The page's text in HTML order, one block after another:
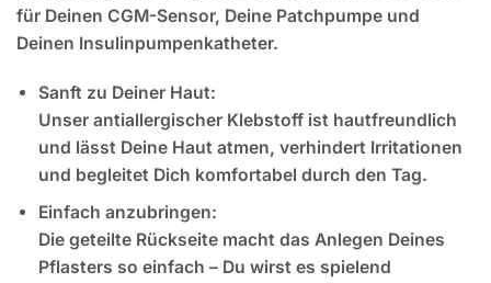
für Deinen CGM-Sensor, Deine Patchpumpe und
Deinen Insulinpumpenkatheter.
Sanft zu Deiner Haut:
Unser antiallergischer Klebstoff ist hautfreundlich
und lässt Deine Haut atmen, verhindert Irritationen
und begleitet Dich komfortabel durch den Tag.
Einfach anzubringen:
Die geteilte Rückseite macht das Anlegen Deines
Pflasters so einfach – Du wirst es spielend